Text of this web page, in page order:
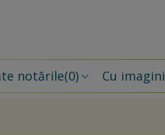
notările(0) Cu imagini